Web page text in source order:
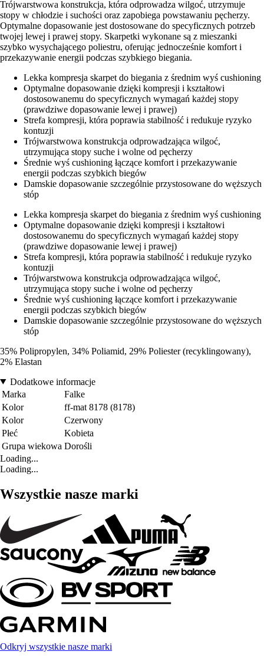
Trójwarstwowa konstrukcja, która odprowadza wilgoć, utrzymuje
stopy w chłodzie i suchości oraz zapobiega powstawaniu pęcherzy.
Optymalne dopasowanie jest dostosowane do specyficznych potrzeb
twojej lewej i prawej stopy. Skarpetki wykonane są z mieszanki
szybko wysychającego poliestru, oferując jednocześnie komfort i
przekazywanie energii podczas szybkiego biegania.
Lekka kompresja skarpet do biegania z średnim wyś cushioning
Optymalne dopasowanie dzięki kompresji i kształtowi
dostosowanemu do specyficznych wymagań każdej stopy
(prawdziwe dopasowanie lewej i prawej)
Strefa kompresji, która poprawia stabilność i redukuje ryzyko
kontuzji
Trójwarstwowa konstrukcja odprowadzająca wilgoć,
utrzymująca stopy suche i wolne od pęcherzy
Średnie wyś cushioning łączące komfort i przekazywanie
energii podczas szybkich biegów
Damskie dopasowanie szczególnie przystosowane do węższych
stóp
Lekka kompresja skarpet do biegania z średnim wyś cushioning
Optymalne dopasowanie dzięki kompresji i kształtowi
dostosowanemu do specyficznych wymagań każdej stopy
(prawdziwe dopasowanie lewej i prawej)
Strefa kompresji, która poprawia stabilność i redukuje ryzyko
kontuzji
Trójwarstwowa konstrukcja odprowadzająca wilgoć,
utrzymująca stopy suche i wolne od pęcherzy
Średnie wyś cushioning łączące komfort i przekazywanie
energii podczas szybkich biegów
Damskie dopasowanie szczególnie przystosowane do węższych
stóp
35% Polipropylen, 34% Poliamid, 29% Poliester (recyklingowany),
2% Elastan
Dodatkowe informacje
Marka
Falke
Kolor
ff-mat 8178 (8178)
Kolor
Czerwony
Płeć
Kobieta
Grupa wiekowa Dorośli
Loading...
Loading...
Wszystkie nasze marki
Odkryj wszystkie nasze marki